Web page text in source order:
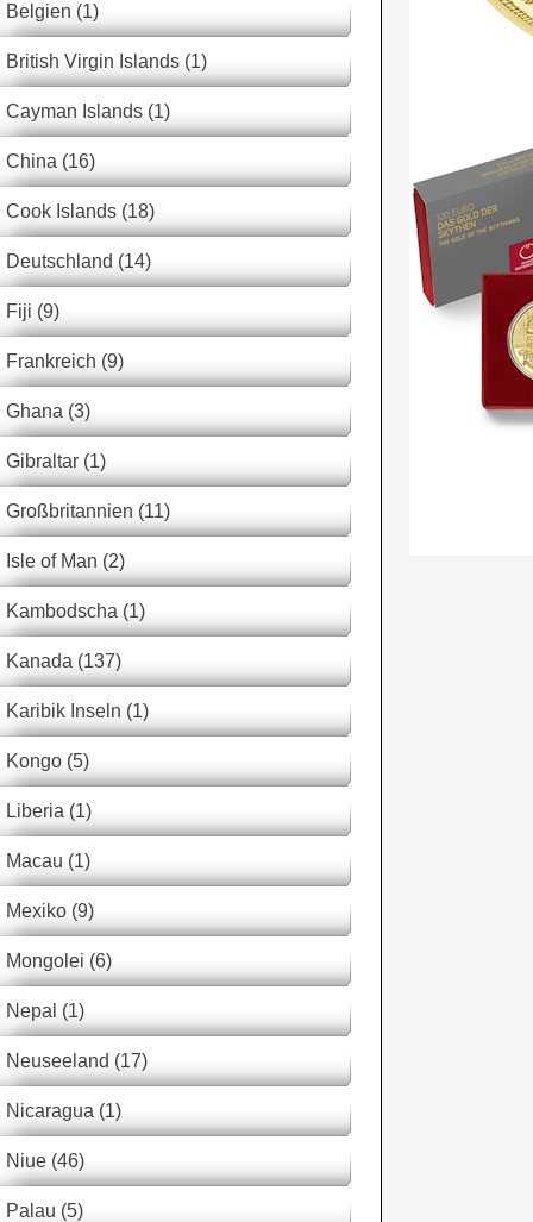
Belgien (1)
British Virgin Islands (1)
Cayman Islands (1)
China (16)
Cook Islands (18)
Deutschland (14)
Fiji (9)
Frankreich (9)
Ghana (3)
Gibraltar (1)
Großbritannien (11)
Isle of Man (2)
Kambodscha (1)
Kanada (137)
Karibik Inseln (1)
Kongo (5)
Liberia (1)
Macau (1)
Mexiko (9)
Mongolei (6)
Nepal (1)
Neuseeland (17)
Nicaragua (1)
Niue (46)
Palau (5)